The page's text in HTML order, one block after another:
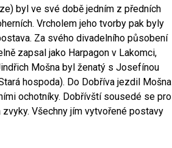
byl ve své době jedním z předních
Vrcholem jeho tvorby pak byly
Za svého divadelního působení
zapsal jako Harpagon v Lakomci,
Mošna byl ženatý s Josefínou
hospoda). Do Dobříva jezdil Mošna
ochotníky. Dobřívští sousedé se pro
Všechny jím vytvořené postavy